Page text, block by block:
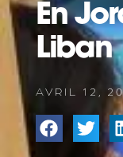
En
Liban
AVRIL 12,